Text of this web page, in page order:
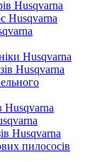
Husqvarna
Husqvarna
Husqvarna
Husqvarna
Husqvarna
Husqvarna
пилососів